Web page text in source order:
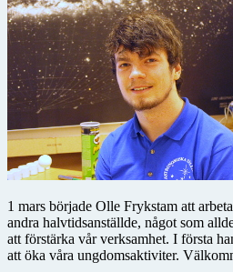
1 mars började Olle Frykstam att
andra halvtidsanställde, något som
att förstärka vår verksamhet. I första
att öka våra ungdomsaktiviter.